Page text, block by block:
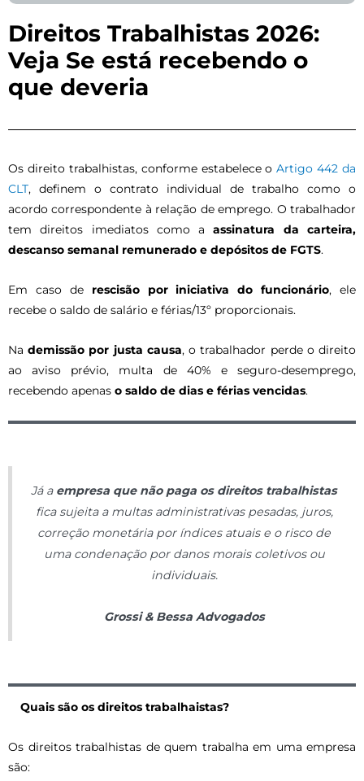
Direitos Trabalhistas 2026:
Veja Se está recebendo o
que deveria
Os direito trabalhistas, conforme estabelece oArtigo 442 da
CLT, definem o contrato individual de trabalho como o
acordo correspondente à relação de emprego. O trabalhador
tem direitos imediatos como a assinatura da carteira,
descanso semanal remunerado e depósitos de FGTS.
Em caso de rescisão por iniciativa do funcionário, ele
recebe o saldo de salário e férias/13º proporcionais.
Nademissão por justa causa, o trabalhador perde o direito
ao aviso prévio, multa de 40% e seguro-desemprego,
recebendo apenas o saldo de dias e férias vencidas.
Já a empresa que não paga os direitos trabalhistas
fica sujeita a multas administrativas pesadas, juros,
correção monetária por índices atuais e o risco de
uma condenação por danos morais coletivos ou
individuais.
Grossi & Bessa Advogados
Quais são os direitos trabalhaistas?
Os direitos trabalhistas de quem trabalha em uma empresa
são:
:
Licença-
Nojo:
Por
que
esse
nome
quando
tenho
direito?
:
Como
Negociar
Dívidas
Com
Banco?
Guia
2026
:
Posso
Renegociar
Empréstimo
de
de
Giro?
Completo
:
Venda
de
Bens
Antes
Inventário:
Guia
2026
:
Busca
e
Apreensão
de
Como
funciona
a
nova
lei